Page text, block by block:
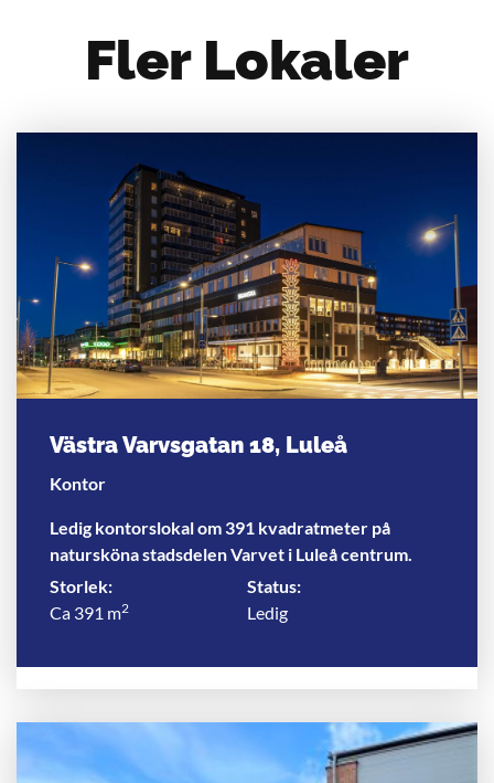
Fler Lokaler
Västra Varvsgatan 18, Luleå
Kontor
Ledig kontorslokal om 391 kvadratmeter på
natursköna stadsdelen Varvet i Luleå centrum.
Storlek:
Status:
Ca 391 m2 Ledig